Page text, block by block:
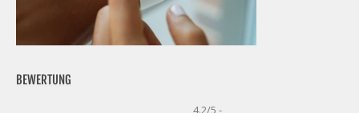
BEWERTUNG